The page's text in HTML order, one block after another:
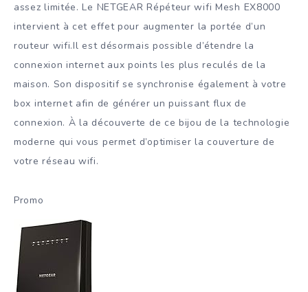
assez limitée. Le NETGEAR Répéteur wifi Mesh EX8000
intervient à cet effet pour augmenter la portée d’un
routeur wifi.Il est désormais possible d’étendre la
connexion internet aux points les plus reculés de la
maison. Son dispositif se synchronise également à votre
box internet afin de générer un puissant flux de
connexion. À la découverte de ce bijou de la technologie
moderne qui vous permet d’optimiser la couverture de
votre réseau wifi.
Promo